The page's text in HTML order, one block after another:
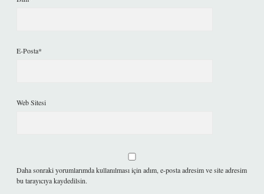
E-Posta*
Web Sitesi
Daha sonraki yorumlarımda kullanılması için adım, e-posta adresim ve site adresim
bu tarayıcıya kaydedilsin.